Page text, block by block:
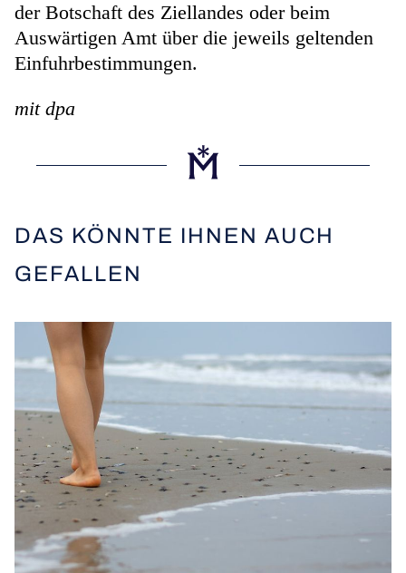
der Botschaft des Ziellandes oder beim
Auswärtigen Amt über die jeweils geltenden
Einfuhrbestimmungen.
mit dpa
DAS KÖNNTE IHNEN AUCH
GEFALLEN